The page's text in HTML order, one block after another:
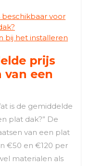
beschikbaar voor
bij het installeren
prijs
een
is de gemiddelde
plat dak?” De
van een plat
€50 en €120 per
materialen als